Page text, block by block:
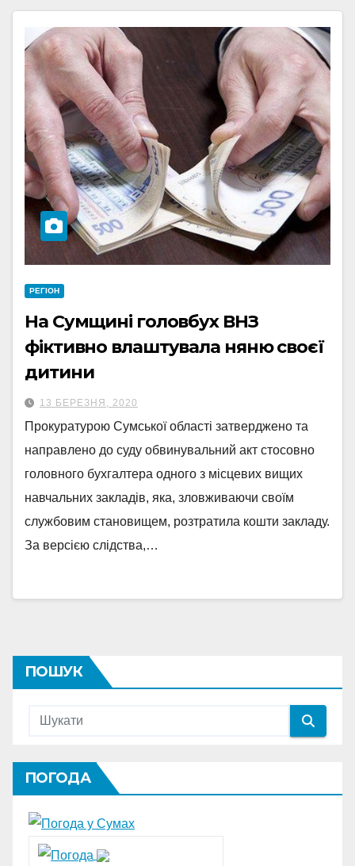
РЕГІОН
На Сумщині головбух ВНЗ
фіктивно влаштувала няню своєї
дитини
13 БЕРЕЗНЯ, 2020
Прокуратурою Сумської області затверджено та
направлено до суду обвинувальний акт стосовно
головного бухгалтера одного з місцевих вищих
навчальних закладів, яка, зловживаючи своїм
службовим становищем, розтратила кошти закладу.
За версією слідства,…
ПОШУК
ПОГОДА